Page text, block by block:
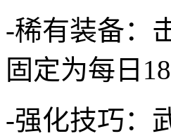
-稀有装备：
固定为每日
-强化技巧：